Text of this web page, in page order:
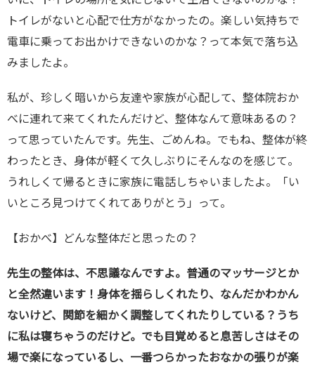
トイレがないと心配で仕方がなかったの。楽しい気持ちで
電車に乗ってお出かけできないのかな？って本気で落ち込
みましたよ。
私が、珍しく暗いから友達や家族が心配して、整体院おか
べに連れて来てくれたんだけど、整体なんて意味あるの？
って思っていたんです。先生、ごめんね。でもね、整体が終
わったとき、身体が軽くて久しぶりにそんなのを感じて。
うれしくて帰るときに家族に電話しちゃいましたよ。「い
いところ見つけてくれてありがとう」って。
【おかべ】どんな整体だと思ったの？
先生の整体は、不思議なんですよ。普通のマッサージとか
と全然違います！身体を揺らしくれたり、なんだかわかん
ないけど、関節を細かく調整してくれたりしている？うち
に私は寝ちゃうのだけど。でも目覚めると息苦しさはその
場で楽になっているし、一番つらかったおなかの張りが楽